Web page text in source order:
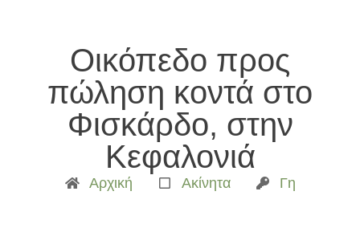
Οικόπεδο προς
πώληση κοντά στο
Φισκάρδο, στην
Κεφαλονιά
Αρχική Ακίνητα Γη